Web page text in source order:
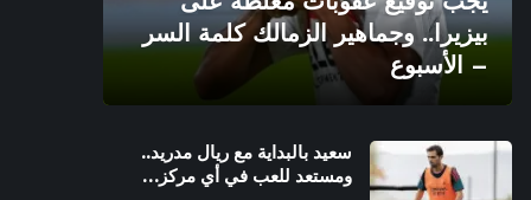
بيزيرا.. وجماهير الزمالك كلمة السر
– الأسبوع
سعيد بالبداية مع ريال مدريد..
ومستعد للعب في أي مركز…